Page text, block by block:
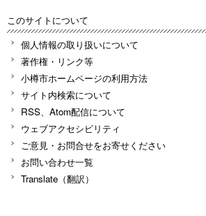
このサイトについて
個人情報の取り扱いについて
著作権・リンク等
小樽市ホームページの利用方法
サイト内検索について
RSS、Atom配信について
ウェブアクセシビリティ
ご意見・お問合せをお寄せください
お問い合わせ一覧
Translate（翻訳）